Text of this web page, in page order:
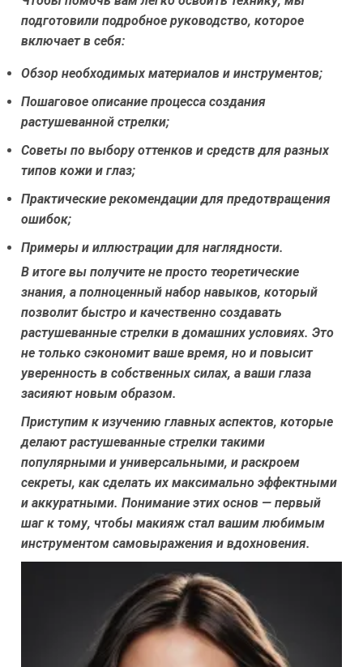
подготовили подробное руководство, которое
включает в себя:
Обзор необходимых материалов и инструментов;
Пошаговое описание процесса создания
растушеванной стрелки;
Советы по выбору оттенков и средств для разных
типов кожи и глаз;
Практические рекомендации для предотвращения
ошибок;
Примеры и иллюстрации для наглядности.
В итоге вы получите не просто теоретические
знания, а полноценный набор навыков, который
позволит быстро и качественно создавать
растушеванные стрелки в домашних условиях. Это
не только сэкономит ваше время, но и повысит
уверенность в собственных силах, а ваши глаза
засияют новым образом.
Приступим к изучению главных аспектов, которые
делают растушеванные стрелки такими
популярными и универсальными, и раскроем
секреты, как сделать их максимально эффектными
и аккуратными. Понимание этих основ — первый
шаг к тому, чтобы макияж стал вашим любимым
инструментом самовыражения и вдохновения.